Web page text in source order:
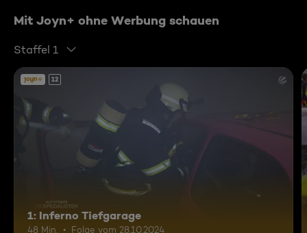
Mit Joyn+ ohne Werbung schauen
Staffel 1
12
1: Inferno Tiefgarage
48 Min. Folge vom 28.10.2024